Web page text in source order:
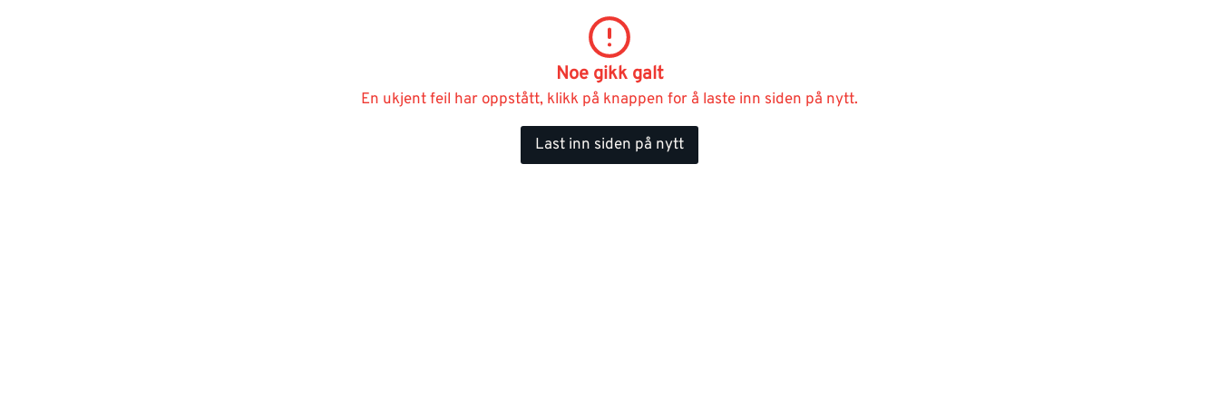
Noe gikk galt
En ukjent feil har oppstått, klikk på knappen for å laste inn siden på nytt.
Last inn siden på nytt